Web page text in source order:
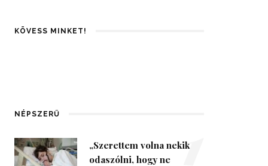
KÖVESS MINKET!
NÉPSZERŰ
„Szerettem volna nekik
odaszólni, hogy ne
1